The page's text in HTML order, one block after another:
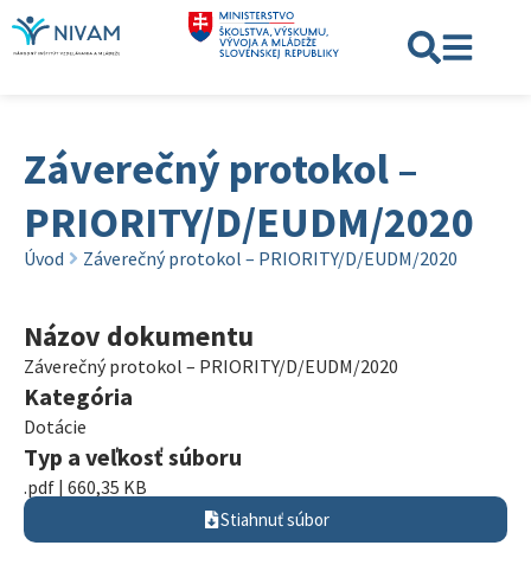
Záverečný protokol –
PRIORITY/D/EUDM/2020
Úvod Záverečný protokol – PRIORITY/D/EUDM/2020
Názov dokumentu
Záverečný protokol – PRIORITY/D/EUDM/2020
Kategória
Dotácie
Typ a veľkosť súboru
.pdf | 660,35 KB
Stiahnuť súbor